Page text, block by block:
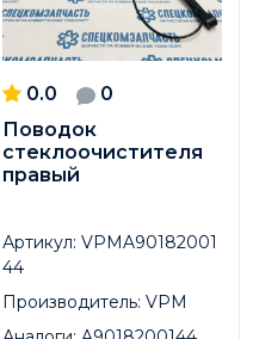
0.0
0
Поводок
стеклоочистителя
правый
Артикул: VPMA90182001
44
Производитель: VPM